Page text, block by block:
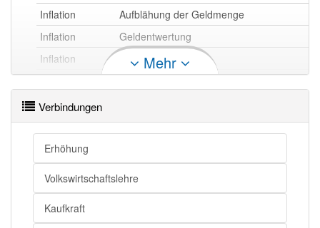
Inflation
Aufblähung der Geldmenge
Inflation
Geldentwertung
Inflation
Preisanstieg
Inflation openthesaurus
Mehr
Verbindungen
Erhöhung
Volkswirtschaftslehre
Kaufkraft